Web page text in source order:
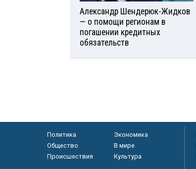
Александр Шендерюк-Жидков
— о помощи регионам в
погашении кредитных
обязательств
Политика
Экономика
Общество
В мире
Происшествия
Культура